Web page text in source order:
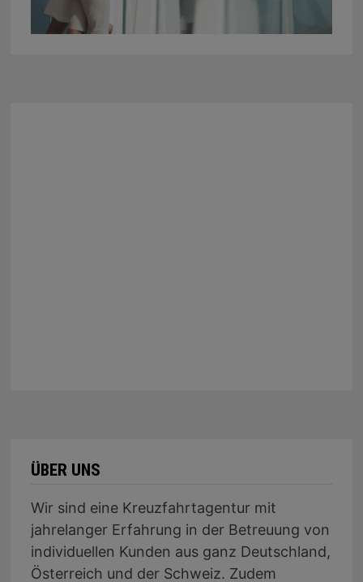
ÜBER UNS
Wir sind eine Kreuzfahrtagentur mit
jahrelanger Erfahrung in der Betreuung von
individuellen Kunden aus ganz Deutschland,
Österreich und der Schweiz. Zudem